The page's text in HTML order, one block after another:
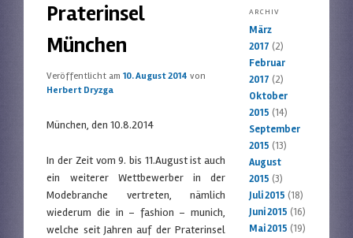
Praterinsel
München
Veröffentlicht am10. August 2014 von
Herbert Dryzga
München, den 10.8.2014
In der Zeit vom 9. bis 11.August ist auch
ein weiterer Wettbewerber in der
Modebranche vertreten, nämlich
wiederum die in – fashion – munich,
welche seit Jahren auf der Praterinsel
ARCHIV
März
2017 (2)
Februar
2017 (2)
Oktober
2015 (14)
September
2015 (13)
August
2015 (3)
Juli 2015 (18)
Juni 2015 (16)
Mai 2015 (19)